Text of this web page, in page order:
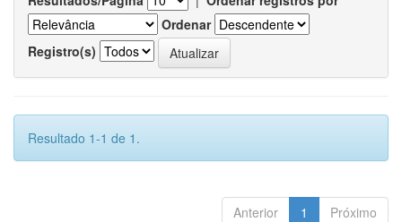
Ordenar
Registro(s)
Resultado 1-1 de 1.
Anterior 1 Próximo